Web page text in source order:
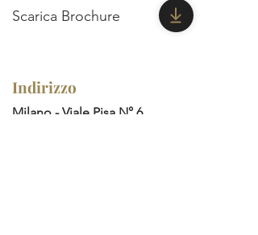
Scarica Brochure
Indirizzo
Milano - Viale Pisa N° 6